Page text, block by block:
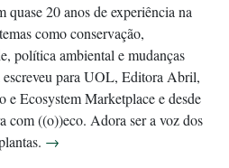
quase 20 anos de experiência na
como conservação,
política ambiental e mudanças
escreveu para UOL, Editora Abril,
e Ecosystem Marketplace e desde
com ((o))eco. Adora ser a voz dos
→